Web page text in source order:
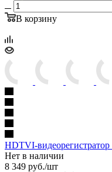
В корзину
HDTVI-
Нет в наличии
8 349 руб./шт